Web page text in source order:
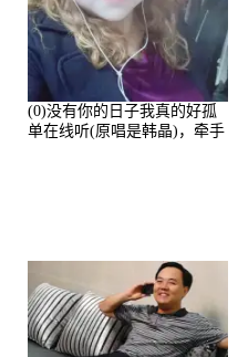
(0)没有你的日子我真的好孤
单在线听(原唱是韩晶)，牵手